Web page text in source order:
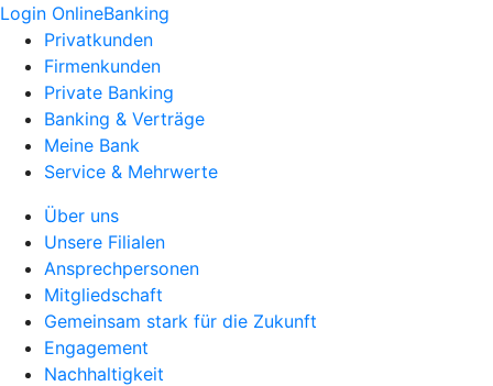
Login OnlineBanking
Privatkunden
Firmenkunden
Private Banking
Banking & Verträge
Meine Bank
Service & Mehrwerte
Über uns
Unsere Filialen
Ansprechpersonen
Mitgliedschaft
Gemeinsam stark für die Zukunft
Engagement
Nachhaltigkeit